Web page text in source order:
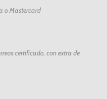
o Mastercard
certificado, con extra de